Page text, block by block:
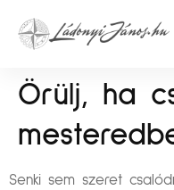
Örülj, ha
Senki sem szeret